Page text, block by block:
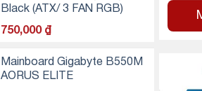
Black (ATX/ 3 FAN RGB)
750,000 ₫
Mainboard Gigabyte B550M
AORUS ELITE